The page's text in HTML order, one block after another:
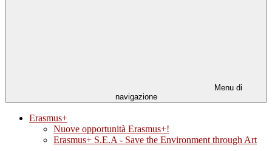
Menu di
navigazione
Erasmus+
Nuove opportunità Erasmus+!
Erasmus+ S.E.A - Save the Environment through Art